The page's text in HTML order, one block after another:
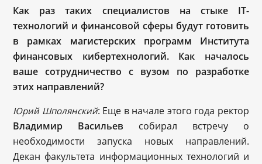
Как раз таких специалистов на стыке IT-
технологий и финансовой сферы будут готовить
в рамках магистерских программ Института
финансовых кибертехнологий. Как началось
ваше сотрудничество с вузом по разработке
этих направлений?
Юрий Шполянский: Еще в начале этого года ректор
Владимир Васильев собирал встречу о
необходимости запуска новых направлений.
Декан факультета информационных технологий и